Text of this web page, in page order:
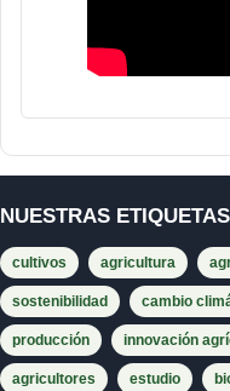
NUESTRAS
cultivos agricultura
sostenibilidad cambio
producción innovación
agricultores estudio